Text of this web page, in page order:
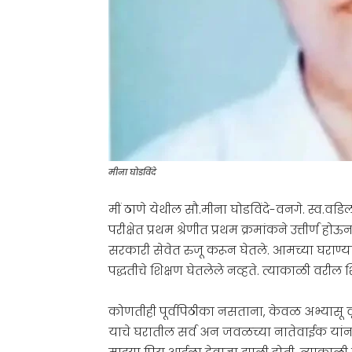
मीना घोडविंदे
मीं ठाणे येथील सौ.मीना घोडविंदे-वनगे.
परीक्षेत प्रथम श्रेणीत प्रथम क्रमांकने उत्तीर्ण
सरकारी सेवेत रुजू करून घेतले. आमच्या
पद्धतीचे शिक्षण घेतलेले नव्हते. त्याकाळी वरील
कोणतीही पूर्वपिठीका नसताना, केवळ अभ्यासू
याचे घरातील सर्व अन जवळच्या नातेवाईक